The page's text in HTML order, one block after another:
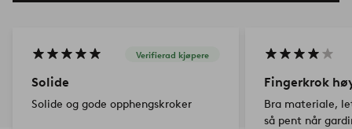
Verifierad kjøpere
Solide
Solide og gode opphengskroker
Fingerkrok
Bra materiale,
så pent når